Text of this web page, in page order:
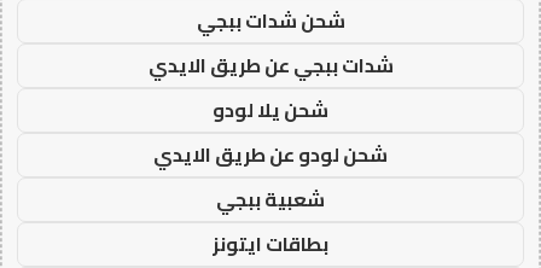
شحن شدات ببجي
شدات ببجي عن طريق الايدي
شحن يلا لودو
شحن لودو عن طريق الايدي
شعبية ببجي
بطاقات ايتونز